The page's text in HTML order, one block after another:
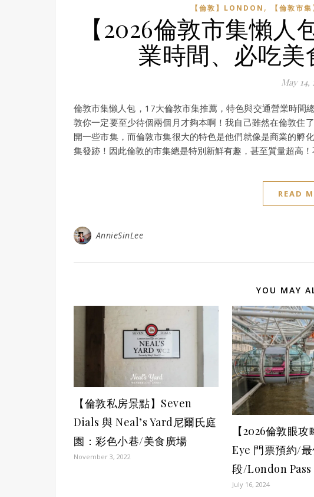
【倫敦】LONDON , 【倫敦市集
【2026倫敦市集懶人
業時間、必吃美
May 14,
倫敦市集懶人包，17大倫敦市集推薦，特色與交通營業時間
敦你一定要至少待個兩個月才夠本啊！我自己雖然在倫敦住
開一些市集，而倫敦市集很大的特色是他們就像是商業的孵
集發跡！因此倫敦的市集總是特別新鮮有趣，甚至質量超高
READ
AnnieSinLee
YOU MAY
【倫敦私房景點】Seven
Dials 與 Neal’s Yard尼爾氏庭
園：彩色小巷/美食廣場
November 3, 2022
【2026倫敦眼
Eye 門票預約/
段/London Pass
July 16, 2024